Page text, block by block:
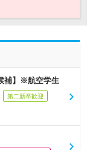
補】※航空学生
第二新卒歓迎